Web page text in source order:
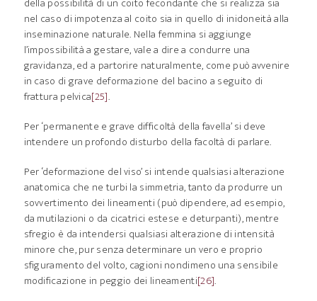
nel caso di impotenza al coito sia in quello di inidoneità alla
inseminazione naturale. Nella femmina si aggiunge
l’impossibilità a gestare, vale a dire a condurre una
gravidanza, ed a partorire naturalmente, come può avvenire
in caso di grave deformazione del bacino a seguito di
frattura pelvica[25].
Per ‘permanente e grave difficoltà della favella’ si deve
intendere un profondo disturbo della facoltà di parlare.
Per ‘deformazione del viso’ si intende qualsiasi alterazione
anatomica che ne turbi la simmetria, tanto da produrre un
sovvertimento dei lineamenti (può dipendere, ad esempio,
da mutilazioni o da cicatrici estese e deturpanti), mentre
sfregio è da intendersi qualsiasi alterazione di intensità
minore che, pur senza determinare un vero e proprio
sfiguramento del volto, cagioni nondimeno una sensibile
modificazione in peggio dei lineamenti[26].